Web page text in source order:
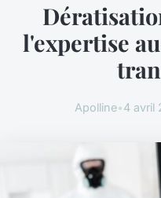
l'expertise
Apolline•4 avril